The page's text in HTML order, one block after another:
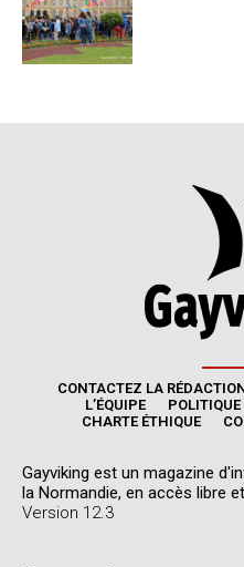
CONTACTEZ LA
L’ÉQUIPE
CHARTE ÉTHIQUE
Gayviking est un magazine
la Normandie, en accès libre
Version 12.3